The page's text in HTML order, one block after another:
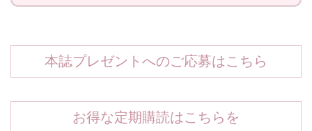
本誌プレゼントへのご応募はこちら
お得な定期購読はこちらを